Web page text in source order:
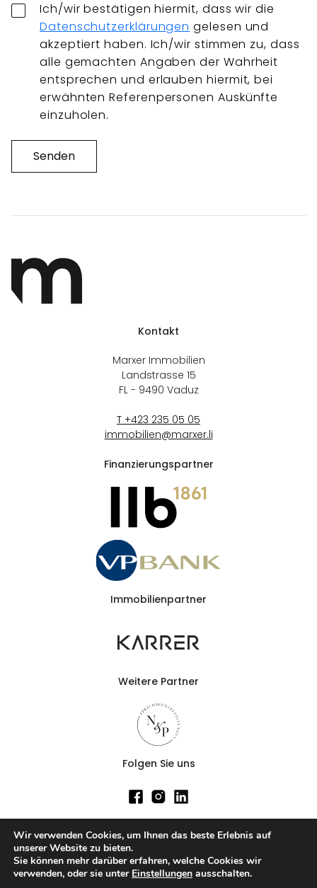
Ich/wir bestätigen hiermit, dass wir die
Datenschutzerklärungen gelesen und
akzeptiert haben. Ich/wir stimmen zu, dass
alle gemachten Angaben der Wahrheit
entsprechen und erlauben hiermit, bei
erwähnten Referenpersonen Auskünfte
einzuholen.
Senden
Kontakt
Marxer Immobilien
Landstrasse 15
FL - 9490 Vaduz
T +423 235 05 05
immobilien@marxer.li
Finanzierungspartner
Immobilienpartner
Weitere Partner
Folgen Sie uns
Gewerbeimmobilien
Immobilie mieten
Immobilie kaufen
Wir verwenden Cookies, um Ihnen das beste Erlebnis auf
unserer Website zu bieten.
Sie können mehr darüber erfahren, welche Cookies wir
verwenden, oder sie unter Einstellungen ausschalten.